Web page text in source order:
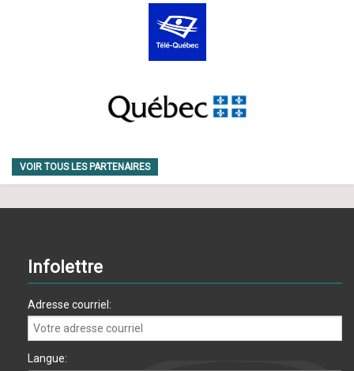
VOIR TOUS LES PARTENAIRES
Infolettre
Adresse courriel:
Langue: